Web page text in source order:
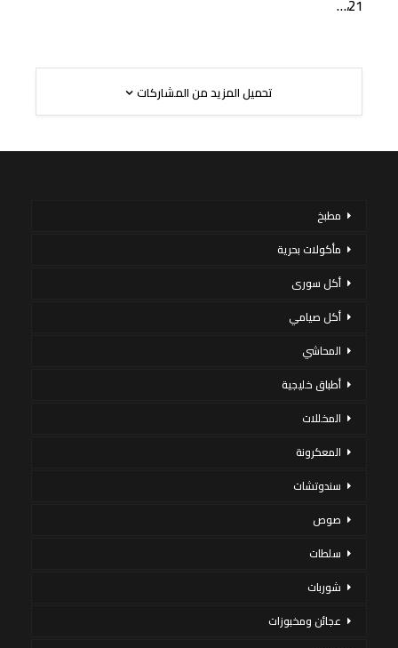
21،…
تحميل المزيد من المشاركات
مطبخ
مأكولات بحرية
أكل سورى
أكل صيامي
المحاشي
أطباق خليجية
المخللات
المعكرونة
سندوتشات
صوص
سلطات
شوربات
عجائن ومخبوزات